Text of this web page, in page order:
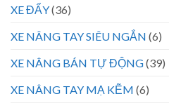
XE ĐẨY(36)
XE NÂNG TAY SIÊU NGẮN (6)
XE NÂNG BÁN TỰ ĐỘNG(39)
XE NÂNG TAY MẠ KẼM (6)